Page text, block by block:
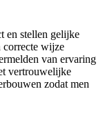
en stellen gelijke
correcte wijze
van ervaring
vertrouwelijke
zodat men